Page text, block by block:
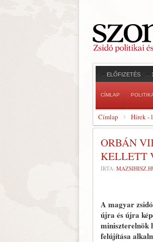
ELŐFIZETÉS
CÍMLAP
Címlap Hírek -
ORBÁN
KELLETT
ÍRTA:
A magyar
újra és újra
miniszterelnök
felújítása